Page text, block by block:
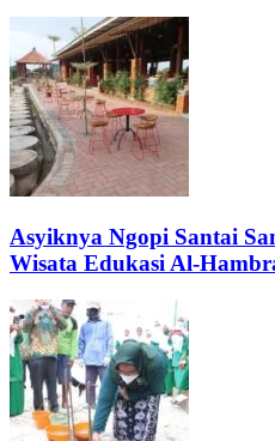
Asyiknya Ngopi Santai
Wisata Edukasi Al-